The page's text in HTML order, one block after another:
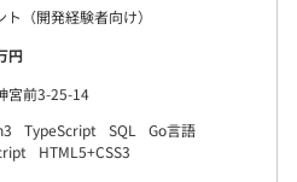
（開発経験者向け）
円
宮前3-25-14
TypeScript SQL
Go言語
HTML5+CSS3